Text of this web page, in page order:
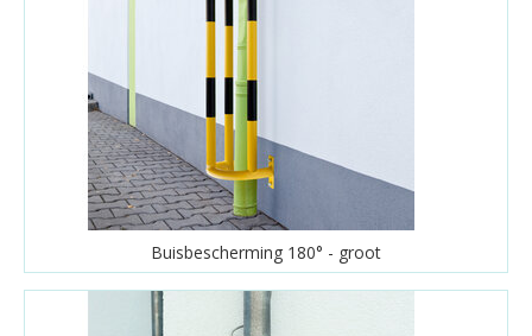
Buisbescherming 180° - groot